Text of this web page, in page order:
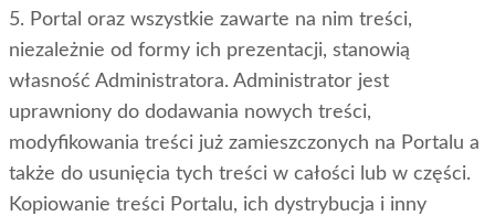
5. Portal oraz wszystkie zawarte na nim treści,
niezależnie od formy ich prezentacji, stanowią
własność Administratora. Administrator jest
uprawniony do dodawania nowych treści,
modyfikowania treści już zamieszczonych na Portalu a
także do usunięcia tych treści w całości lub w części.
Kopiowanie treści Portalu, ich dystrybucja i inny